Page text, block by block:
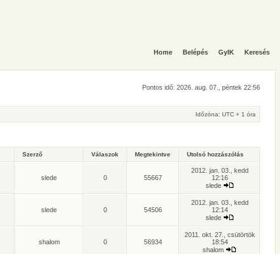
Home Belépés GyIK Keresés
Pontos idő: 2026. aug. 07., péntek 22:56
Időzóna: UTC + 1 óra
Szerző Válaszok Megtekintve Utolsó hozzászólás
slede 0 55667
2012. jan. 03., kedd
12:16
slede
slede 0 54506
2012. jan. 03., kedd
12:14
slede
shalom 0 56934
2011. okt. 27., csütörtök
18:54
shalom